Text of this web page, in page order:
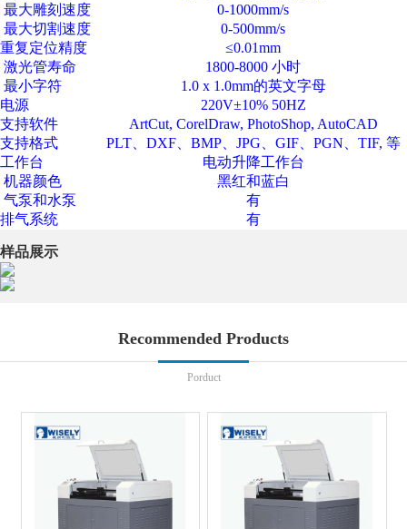
最大雕刻速度
0-1000mm/s
最大切割速度
0-500mm/s
重复定位精度
≤0.01mm
激光管寿命
1800-8000 小时
最小字符
1.0 x 1.0mm的英文字母
电源
220V±10% 50HZ
支持软件
ArtCut, CorelDraw, PhotoShop, AutoCAD
支持格式
PLT、DXF、BMP、JPG、GIF、PGN、TIF, 等
工作台
电动升降工作台
机器颜色
黑红和蓝白
气泵和水泵
有
排气系统
有
样品展示
Recommended Products
Porduct